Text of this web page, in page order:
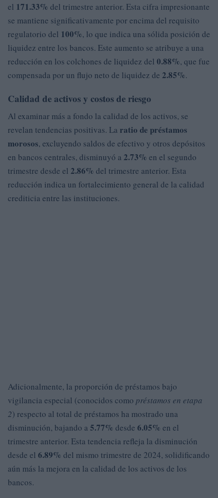
el 171.33% del trimestre anterior. Esta cifra impresionante
se mantiene significativamente por encima del requisito
regulatorio del 100%, lo que indica una sólida posición de
liquidez entre los bancos. Este aumento se atribuye a una
reducción en los colchones de liquidez del 0.88%, que fue
compensada por un flujo neto de liquidez de 2.85%.
Calidad de activos y costos de riesgo
Al examinar más a fondo la calidad de los activos, se
revelan tendencias positivas. La ratio de préstamos
morosos, excluyendo saldos de efectivo y otros depósitos
en bancos centrales, disminuyó a 2.73% en el segundo
trimestre desde el 2.86% del trimestre anterior. Esta
reducción indica un fortalecimiento general de la calidad
crediticia entre las instituciones.
Adicionalmente, la proporción de préstamos bajo
vigilancia especial (conocidos como préstamos en etapa
2) respecto al total de préstamos ha mostrado una
disminución, bajando a 5.77% desde 6.05% en el
trimestre anterior. Esta tendencia refleja la disminución
desde el 6.89% del mismo trimestre de 2024, solidificando
aún más la mejora en la calidad de los activos de los
bancos.